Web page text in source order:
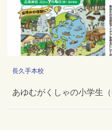
長久手本校
あゆむがくしゃの小学生（